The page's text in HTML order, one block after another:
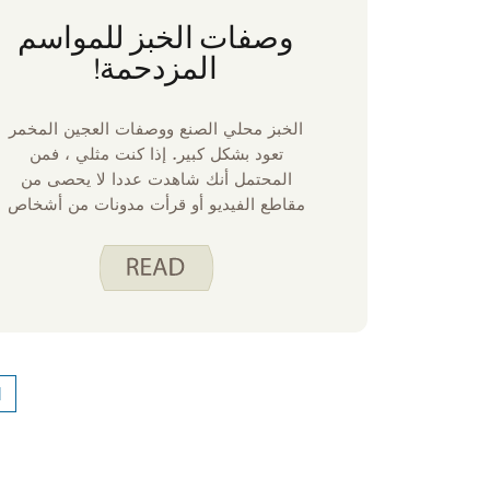
وصفات الخبز للمواسم
المزدحمة!
الخبز محلي الصنع ووصفات العجين المخمر
تعود بشكل كبير. إذا كنت مثلي ، فمن
المحتمل أنك شاهدت عددا لا يحصى من
مقاطع الفيديو أو قرأت مدونات من أشخاص